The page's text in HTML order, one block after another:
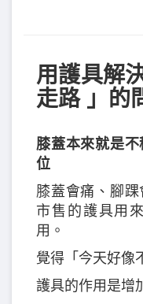
用護具解
走路 」的
膝蓋本來就是
位
膝蓋會痛、腳
市售的護具用
用。
覺得「今天好像
護具的作用是增